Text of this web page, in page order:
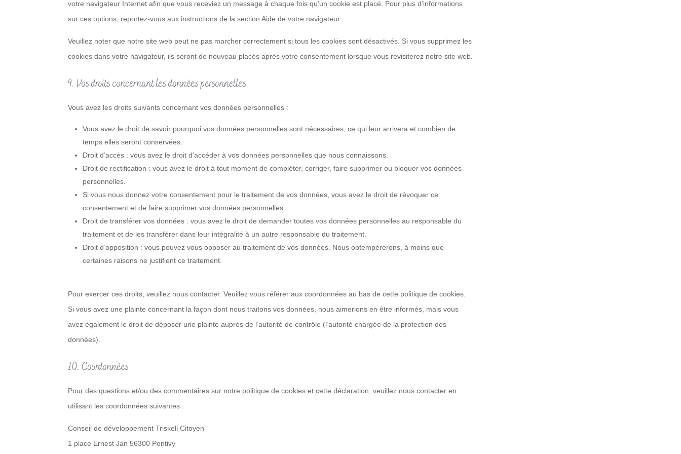
votre navigateur Internet afin que vous receviez un message à chaque fois qu’un cookie est placé. Pour plus d’informations
sur ces options, reportez-vous aux instructions de la section Aide de votre navigateur.
Veuillez noter que notre site web peut ne pas marcher correctement si tous les cookies sont désactivés. Si vous supprimez les
cookies dans votre navigateur, ils seront de nouveau placés après votre consentement lorsque vous revisiterez notre site web.
9. Vos droits concernant les données personnelles
Vous avez les droits suivants concernant vos données personnelles :
Vous avez le droit de savoir pourquoi vos données personnelles sont nécessaires, ce qui leur arrivera et combien de
temps elles seront conservées.
Droit d’accès : vous avez le droit d’accéder à vos données personnelles que nous connaissons.
Droit de rectification : vous avez le droit à tout moment de compléter, corriger, faire supprimer ou bloquer vos données
personnelles.
Si vous nous donnez votre consentement pour le traitement de vos données, vous avez le droit de révoquer ce
consentement et de faire supprimer vos données personnelles.
Droit de transférer vos données : vous avez le droit de demander toutes vos données personnelles au responsable du
traitement et de les transférer dans leur intégralité à un autre responsable du traitement.
Droit d’opposition : vous pouvez vous opposer au traitement de vos données. Nous obtempérerons, à moins que
certaines raisons ne justifient ce traitement.
Pour exercer ces droits, veuillez nous contacter. Veuillez vous référer aux coordonnées au bas de cette politique de cookies.
Si vous avez une plainte concernant la façon dont nous traitons vos données, nous aimerions en être informés, mais vous
avez également le droit de déposer une plainte auprès de l’autorité de contrôle (l’autorité chargée de la protection des
données).
10. Coordonnées
Pour des questions et/ou des commentaires sur notre politique de cookies et cette déclaration, veuillez nous contacter en
utilisant les coordonnées suivantes :
Conseil de développement Triskell Citoyen
1 place Ernest Jan 56300 Pontivy